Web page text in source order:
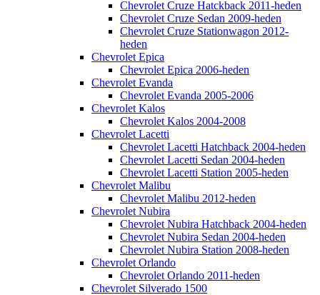
Chevrolet Cruze Hatckback 2011-heden
Chevrolet Cruze Sedan 2009-heden
Chevrolet Cruze Stationwagon 2012-
heden
Chevrolet Epica
Chevrolet Epica 2006-heden
Chevrolet Evanda
Chevrolet Evanda 2005-2006
Chevrolet Kalos
Chevrolet Kalos 2004-2008
Chevrolet Lacetti
Chevrolet Lacetti Hatchback 2004-heden
Chevrolet Lacetti Sedan 2004-heden
Chevrolet Lacetti Station 2005-heden
Chevrolet Malibu
Chevrolet Malibu 2012-heden
Chevrolet Nubira
Chevrolet Nubira Hatchback 2004-heden
Chevrolet Nubira Sedan 2004-heden
Chevrolet Nubira Station 2008-heden
Chevrolet Orlando
Chevrolet Orlando 2011-heden
Chevrolet Silverado 1500